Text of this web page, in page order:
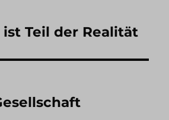
ist Teil der Realität